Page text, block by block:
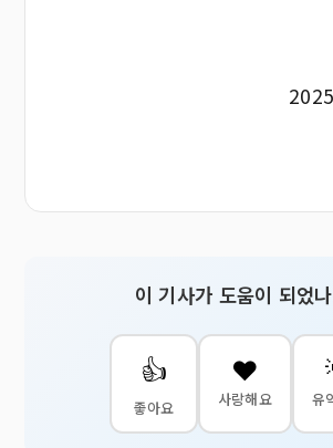
이 기사가 도움이 되었
👍
좋아요
❤️
사랑해요 유